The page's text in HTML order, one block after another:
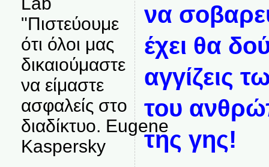
"Πιστεύουμε
ότι όλοι μας
δικαιούμαστε
να είμαστε
ασφαλείς στο
διαδίκτυο. Eugene
Kaspersky
να
έχει θα
αγγίζεις
του
της γης!